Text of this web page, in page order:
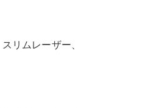
リムレーザー、